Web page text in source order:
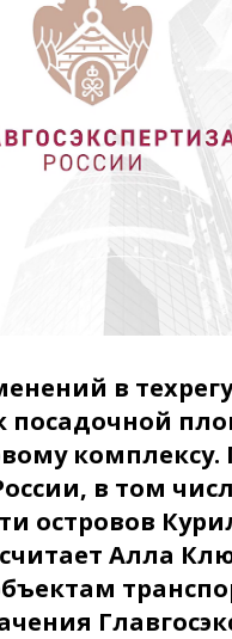
в
посадочной
в том
островов
Алла